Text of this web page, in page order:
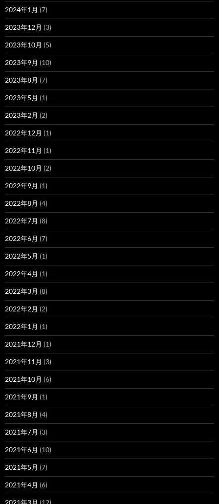
2024年1月 (7)
2023年12月 (3)
2023年10月 (5)
2023年9月 (10)
2023年8月 (7)
2023年5月 (1)
2023年2月 (2)
2022年12月 (1)
2022年11月 (1)
2022年10月 (2)
2022年9月 (1)
2022年8月 (4)
2022年7月 (8)
2022年6月 (7)
2022年5月 (1)
2022年4月 (1)
2022年3月 (8)
2022年2月 (2)
2022年1月 (1)
2021年12月 (1)
2021年11月 (3)
2021年10月 (6)
2021年9月 (1)
2021年8月 (4)
2021年7月 (3)
2021年6月 (10)
2021年5月 (7)
2021年4月 (6)
2021年3月 (12)